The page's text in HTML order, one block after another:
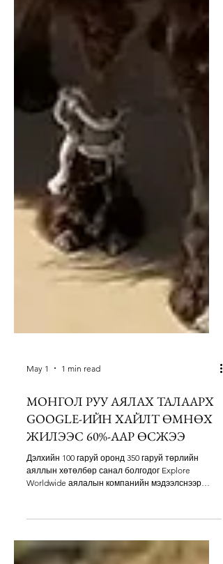
May 1 1 min read
МОНГОЛ РУУ АЯЛАХ ТАЛААРХ
GOOGLE-ИЙН ХАЙЛТ ӨМНӨХ
ЖИЛЭЭС 60%-ААР ӨСЖЭЭ
аяллын хөтөлбөр санал болгодог Explore
Google дээр Монголд аялах хайлт өмнөх жилтэй
харьцуулахад 60 хувиар өссөн бөгөөд